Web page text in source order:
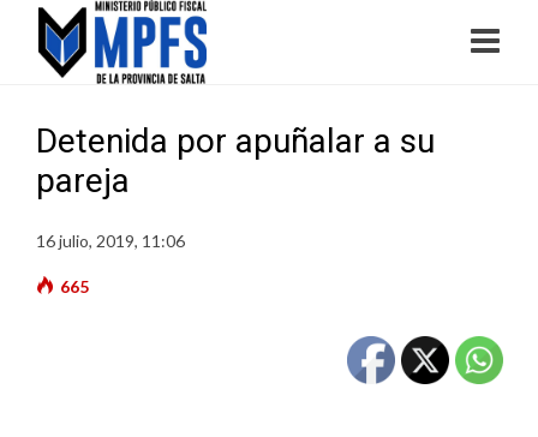
Detenida por apuñalar a su
pareja
16 julio, 2019, 11:06
665